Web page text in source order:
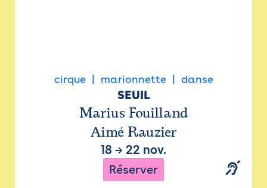
cirque marionnette danse
SEUIL
Marius Fouilland
Aimé Rauzier
18 → 22 nov.
Réserver